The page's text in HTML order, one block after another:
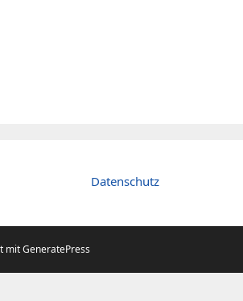
Datenschutz
mitGeneratePress